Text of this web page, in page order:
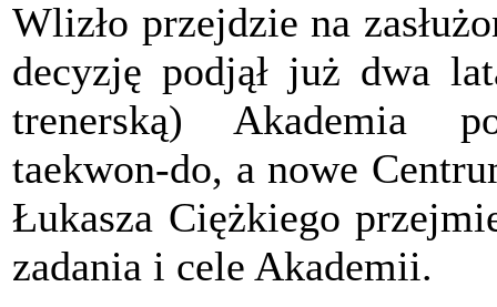
Wlizło przejdzie na
decyzję podjął już dwa
trenerską) Akademia
taekwon-do, a nowe
Łukasza Ciężkiego
zadania i cele Akademii.